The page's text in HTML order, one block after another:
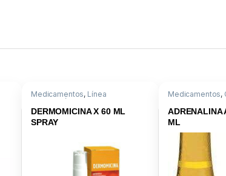
Medicamentos, Línea
Dermatológica
Gentamicina/Difenilhiram/LIDOC
DERMOMICINA X 60 ML
SPRAY
Medicamentos,
ADRENALINA
ML